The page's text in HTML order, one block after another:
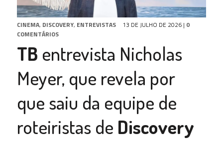
CINEMA, DISCOVERY, ENTREVISTAS 13 DE JULHO DE 2026| 0
COMENTÁRIOS
TB entrevista Nicholas
Meyer, que revela por
que saiu da equipe de
roteiristas de Discovery